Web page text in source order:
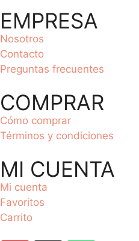
EMPRESA
Nosotros
Contacto
Preguntas frecuentes
COMPRAR
Cómo comprar
Términos y condiciones
MI CUENTA
Mi cuenta
Favoritos
Carrito